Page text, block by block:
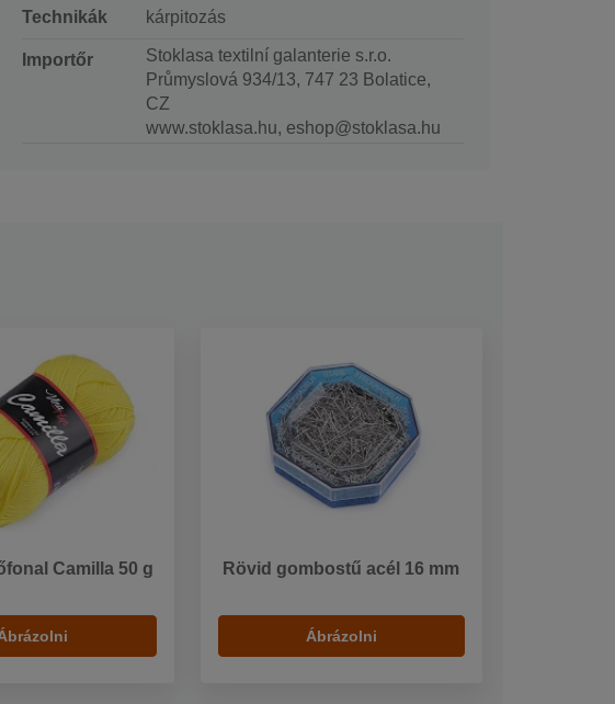
Technikák kárpitozás
Importőr
Stoklasa textilní galanterie s.r.o.
Průmyslová 934/13, 747 23 Bolatice,
CZ
www.stoklasa.hu, eshop@stoklasa.hu
Camilla 50 g Rövid gombostű acél 16 mm
Ábrázolni